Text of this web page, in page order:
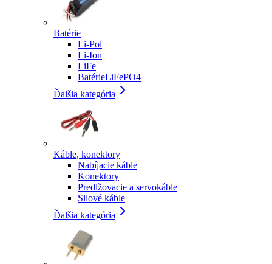
Batérie
Li-Pol
Li-Ion
LiFe
BatérieLiFePO4
Ďalšia kategória
Káble, konektory
Nabíjacie káble
Konektory
Predlžovacie a servokáble
Silové káble
Ďalšia kategória